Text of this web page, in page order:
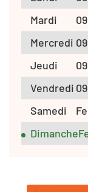
Mardi
Mercredi
Jeudi
Vendredi
Samedi
Dimanche